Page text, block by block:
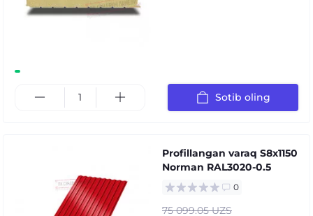
Sotib oling
Profillangan varaq S8x1150
Norman RAL3020-0.5
0
75 099.05 UZS